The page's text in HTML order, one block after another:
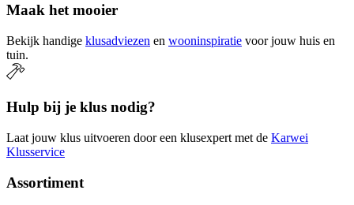
Maak het mooier
Bekijk handige klusadviezen en wooninspiratie voor jouw huis en
tuin.
Hulp bij je klus nodig?
Laat jouw klus uitvoeren door een klusexpert met de Karwei
Klusservice
Assortiment